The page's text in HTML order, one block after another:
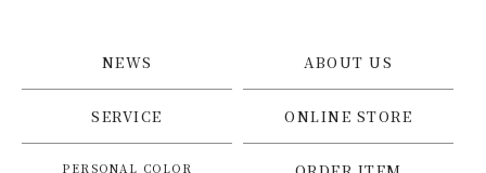
NEWS ABOUT US
SERVICE ONLINE STORE
PERSONAL COLOR